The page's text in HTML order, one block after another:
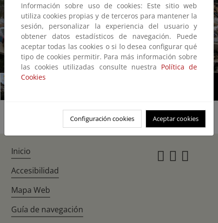
1/5
Información sobre uso de cookies: Este sitio web
utiliza cookies propias y de terceros para mantener la
sesión, personalizar la experiencia del usuario y
obtener datos estadísticos de navegación. Puede
aceptar todas las cookies o si lo desea configurar qué
tipo de cookies permitir. Para más información sobre
las cookies utilizadas consulte nuestra Política de
Cookies
Configuración cookies Aceptar cookies
Inicio
Accesibilidad
Mapa Web
Guía de navegación